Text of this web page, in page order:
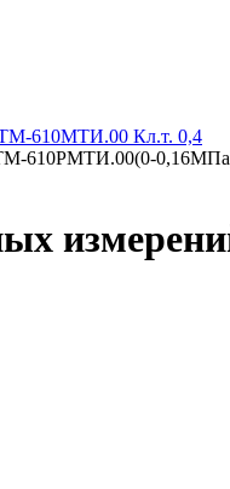
610МТИ.00 Кл.т. 0,4
610РМТИ.00(0-